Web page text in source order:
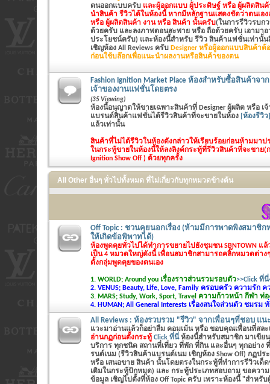
ตนออกแบบครับ และผู้ออกแบบ ผู้ประดิษฐ์ หรือ ผู้ผลิตสินค้า
นำสินค้า รีวิวได้ในห้องนี้ หากมีหลักฐานแสดงชัดว่าตนเอ
หรือ ผู้ผลิตสินค้า งาน หรือ สินค้า นั้นครับ(ในการรีวิวรบก
ด้วยครับ และลงภาพตอนสะพาย หรือ ถือด้วยครับ เอามาอ
ประโยชน์ครับ) และห้องนี้สำหรับ รีวิว สินค้าแฟชั่นเท่านั้
เชิญห้อง All Reviews ครับ Designer หรือผู้ออกแบบสินค้า
ก่อนใช้บล๊อกเพื่อแนะนำผลงานหรือสินค้าของตน
Fashion Ignition Market Place ห้องสำหรับซื้อสินค้าจา
เจ้าของงานแฟชั่นโดยตรง
(35 Viewing)
ห้องนี้อนุญาตให้ขายเฉพาะสินค้าที่ Designer ผู้ผลิต หรือ เ
แบรนด์สินค้าแฟชั่นได้รีวิวสินค้าที่จะขายในห้อง [ห้องรีวิว]
แล้วเท่านั้น
สินค้าที่ไม่ได้รีวิวในห้องดังกล่าวให้เรียบร้อยก่อนห้ามมาป
ในกระทู้ขายในห้องนี้ให้ลงลิงค์กระทู้ที่รีวิวสินค้าที่จะขาย(ก
Ignition Show Off ) ด้วยทุกครั้ง
All Other อื่นๆ ทั่วไปทั้งหมด ที่ไม่เกี่ยวกับทุกหมวดข้างต้น
Off Topic : ชวนคุยนอกเรื่อง (ห้ามมีการพาดพิงสมาชิ
ให้เกิดข้อพิพาทได้)
ห้องพูดคุยทั่วไปได้ทำการขยายไปยังชุมชน SBNTOWN แ
เป็น 4 หมวดใหญ่ดังนี้ เพื่อนสมาชิกสามารถคลิ๊กหมวดต่าง
ตั้งกลุ่มพูดคุยของตนเอง
1. WORLD; Around you เรื่องราวส่วนรวมรอบตัว>>Click ที่นี่
2. VENUS; Beauty, Life, Love, Family ครอบครัว ความรัก
3. MARS; Study, Work, Sport, Travel ความก้าวหน้า กีฬา ท่อ
4. HUMAN; All General Interests เรื่องสนใจส่วนตัว ชมรม
All Reviews : ห้องรวบรวม "รีวิว" จากเพื่อนๆที่ชอบ แน
แวะมาอ่านแล้วก็อย่าลืม คอมเม้น หรือ ขอบคุณเพื่อนที่สล
อ่านกฏก่อนตั้งกระทู้ Click ที่นี่ ห้องนี้สำหรับสมาชิก มาเขีย
บริการ ทุกชนิด สถานที่เที่ยว ที่พัก ที่กิน และอื่นๆ ทุกอย่าง
รนด์เนม (รีวิวสินค้าแบรนด์เนม เชิญห้อง Show Off) กฏปร
หรือ เสนอขาย สินค้า นั้นโดยตรงในกระทู้ที่ทำการรีวิวเด็
เติมในกระทู้ปักหมุด) และ กระทู้ประเภทสอบถาม ขอควา
ข้อมูล เชิญไปตั้งที่ห้อง Off Topic ครับ เพราะห้องนี้ "สำหรั